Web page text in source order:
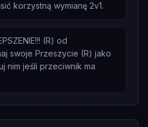
korzystną wymianę 2v1.
(R) od
swoje Przeszycie (R) jako
nim jeśli przeciwnik ma